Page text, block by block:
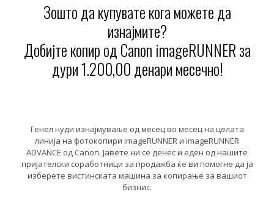
Зошто да купувате кога можете да
изнајмите?
Добијте копир од Canon imageRUNNER за
дури 1.200,00 денари месечно!
Генел нуди изнајмување од месец во месец на целата
линија на фотокопири imageRUNNER и imageRUNNER
ADVANCE од Canon. Јавете ни се денес и еден од нашите
пријателски соработници за продажба ќе ви помогне да ја
изберете вистинската машина за копирање за вашиот
бизнис.